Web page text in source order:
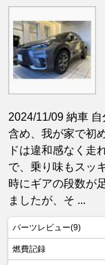
2024/11/09 納車
含め、我が家で初
ドは違和感なく走
で、乗り味もスッ
時にギアの段数が
ましたが、そ ...
パーツレビュー(9)
燃費記録